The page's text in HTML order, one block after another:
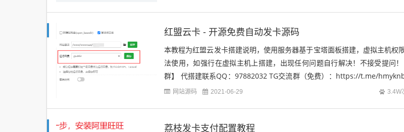
红盟云卡 - 开源免费自动发卡源码
本教程为红盟云发卡搭建说明，使用服务器基于宝塔面板搭建，虚拟主机权
法使用，如强行在虚拟主机上搭建，出现任何问题自行解决！不接受提问
群】 代搭建联系QQ：97882032 TG交流群（免费）：https://t.me/hmyknb
载地址：https://...
网站源码 2021-06-29 3.4W
荔枝发卡支付配置教程